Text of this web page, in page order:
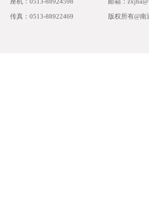
传真：0513-88922469
版权所有@